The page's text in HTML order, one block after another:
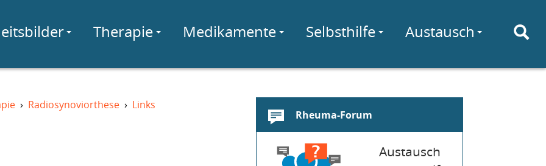
Therapie Medikamente Selbsthilfe Austausch
› Radiosynoviorthese › Links
Rheuma-Forum
Austausch